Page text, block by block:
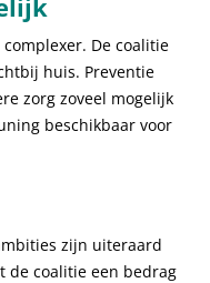
De coalitie
huis. Preventie
zorg zoveel mogelijk
beschikbaar voor
zijn uiteraard
de coalitie een bedrag